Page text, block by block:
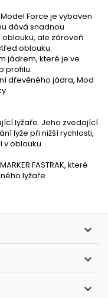
Model Force je vybaven
dává snadnou
ale zároveň
oblouku.
jádrem, které je ve
profilu.
dřevěného jádra, Mod
lyžaře. Jeho zvedající
lyže při nižší rychlosti,
v oblouku.
FASTRAK, které
lyžaře.


